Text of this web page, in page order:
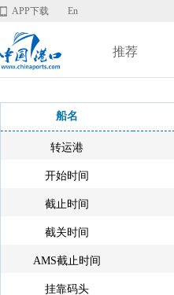
APP下载 En
推荐
船名
转运港
开始时间
截止时间
截关时间
AMS截止时间
挂靠码头